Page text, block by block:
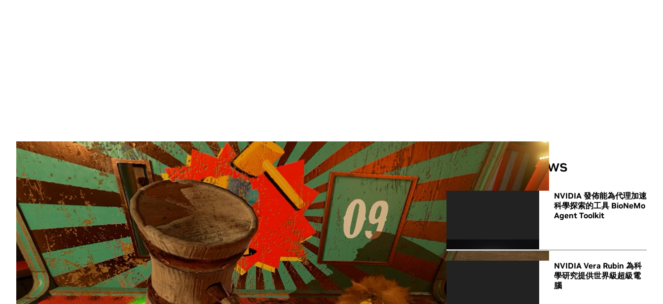
Share
有25萬名熱衷於 VR 的玩家下載它，有超過25個社群為它創作遊戲模組，再加上從紐約上州康乃爾大學
到以色列的研究團隊還找出新的方法，用它來融合虛擬及現實環境。
我們的首款遊戲VR Funhouse在問世一年後，受到 VR 社群的熱衷玩家、研究人員及遊戲開發者的廣泛
喜愛。從遠在格陵蘭、葉門、尼泊爾，一直到莫三比克的玩家們戴上頭戴裝置，享受這個虛擬遊戲屋帶
給他們的歡樂。
我們打造這款遊戲，以展示如何在虛擬實境環境裡融合視覺、聲音和觸覺，創造出無與倫比的臨場感。
加上在 VR Funhouse 裡運用了各種NVIDIA GameWorks 及 VRWorks 技術
，並且以 Epic 的 Unreal
Engine 4 為打造基礎。
All NVIDIA News
NVIDIA 發佈能為代理加速
科學探索的工具 BioNeMo
Agent Toolkit
NVIDIA Vera Rubin 為科
學研究提供世界級超級電
腦